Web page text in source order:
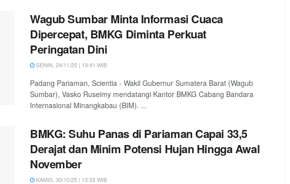
Wagub Sumbar Minta Informasi Cuaca
Dipercepat, BMKG Diminta Perkuat
Peringatan Dini
SENIN, 24/11/25 | 19:41 WIB
Padang Pariaman, Scientia - Wakil Gubernur Sumatera Barat (Wagub
Sumbar), Vasko Ruseimy mendatangi Kantor BMKG Cabang Bandara
Internasional Minangkabau (BIM). ...
BMKG: Suhu Panas di Pariaman Capai 33,5
Derajat dan Minim Potensi Hujan Hingga Awal
November
KAMIS, 30/10/25 | 13:53 WIB